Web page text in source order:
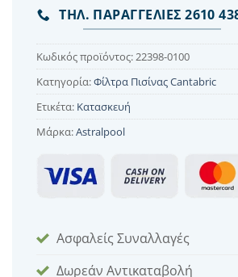
ΤΗΛ. ΠΑΡΑΓΓΕΛΙΕΣ 2610
Κωδικός προϊόντος: 22398-0100
Κατηγορία:Φίλτρα Πισίνας Cantabric
Ετικέτα: Κατασκευή
Μάρκα:Astralpool
Ασφαλείς Συναλλαγές
Δωρεάν Αντικαταβολή